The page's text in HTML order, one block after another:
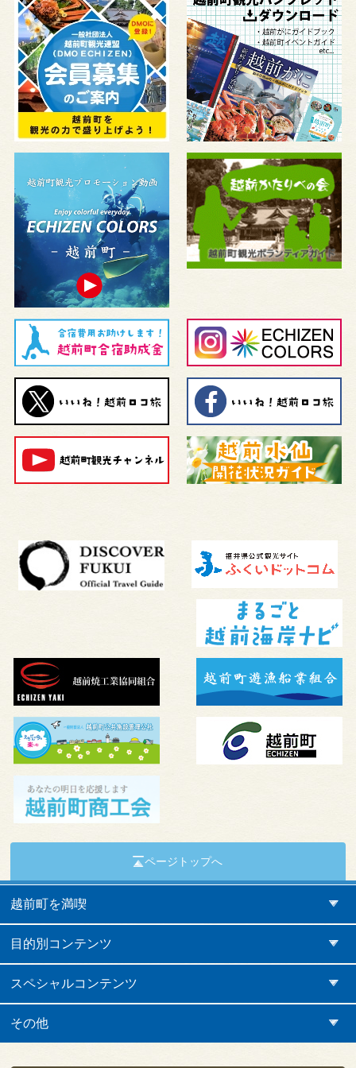
ページトップへ
越前町を満喫
目的別コンテンツ
スペシャルコンテンツ
その他